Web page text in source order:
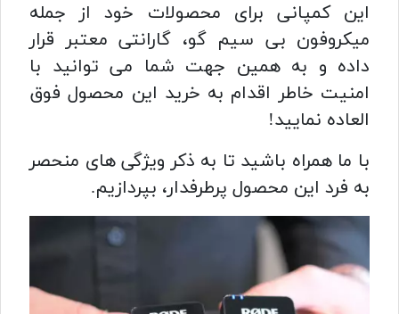
این کمپانی برای محصولات خود از جمله
میکروفون بی سیم گو، گارانتی معتبر قرار
داده و به همین جهت شما می توانید با
امنیت خاطر اقدام به خرید این محصول فوق
العاده نمایید!
با ما همراه باشید تا به ذکر ویژگی های منحصر
به فرد این محصول پرطرفدار، بپردازیم.